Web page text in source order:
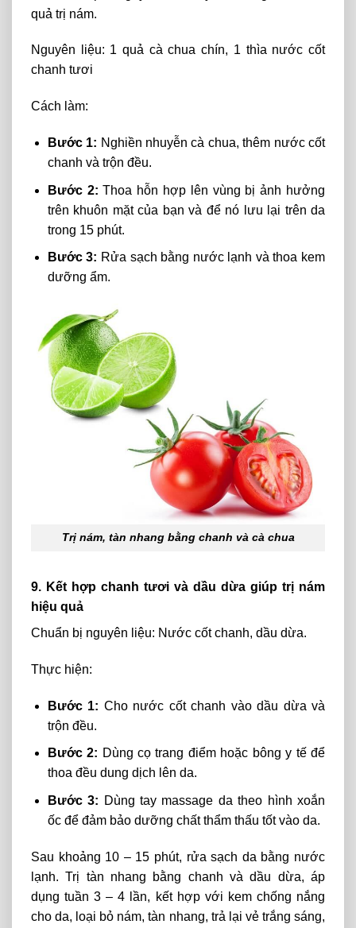
quả trị nám.
Nguyên liệu: 1 quả cà chua chín, 1 thìanước cốt
chanh tươi
Cách làm:
Bước 1: Nghiền nhuyễn cà chua, thêm nước cốt
chanh và trộn đều.
Bước 2: Thoa hỗn hợp lên vùng bị ảnh hưởng
trên khuôn mặtcủa bạn và để nó lưu lại trên da
trong 15 phút.
Bước 3: Rửa sạch bằng nước lạnh và thoa kem
dưỡng ẩm.
Trị nám, tàn nhang bằng chanh và cà chua
9. Kết hợp chanh tươi và dầu dừa giúp trị nám
hiệu quả
Chuẩn bị nguyên liệu: Nước cốt chanh, dầu dừa.
Thực hiện:
Bước 1: Cho nước cốt chanh vào dầu dừa và
trộn đều.
Bước 2: Dùng cọ trang điểm hoặc bông y tế để
thoa đều dung dịch lên da.
Bước 3: Dùng tay massage da theo hình xoắn
ốc để đảm bảo dưỡng chất thẩm thấu tốt vào da.
Sau khoảng 10 – 15 phút, rửa sạch da bằng nước
lạnh. Trị tàn nhang bằng chanh và dầu dừa, áp
dụng tuần 3 – 4 lần, kết hợp với kem chống nắng
cho da, loại bỏ nám, tàn nhang, trả lại vẻ trắng sáng,